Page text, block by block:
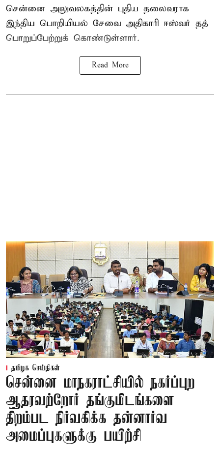
சென்னை அலுவலகத்தின் புதிய தலைவராக
இந்திய பொறியியல் சேவை அதிகாரி ஈஸ்வர் தத்
பொறுப்பேற்றுக் கொண்டுள்ளார்.
Read More
தமிழக செய்திகள்
சென்னை மாநகராட்சியில் நகர்ப்புற
ஆதரவற்றோர் தங்குமிடங்களை
திறம்பட நிர்வகிக்க தன்னார்வ
அமைப்புகளுக்கு பயிற்சி